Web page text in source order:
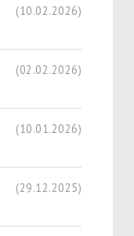
(10.02.2026)
(02.02.2026)
(10.01.2026)
(29.12.2025)